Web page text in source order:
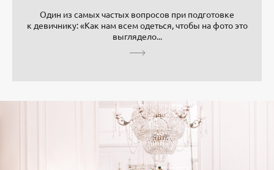
Один из самых частых вопросов при подготовке
к девичнику: «Как нам всем одеться, чтобы на фото это
выглядело...